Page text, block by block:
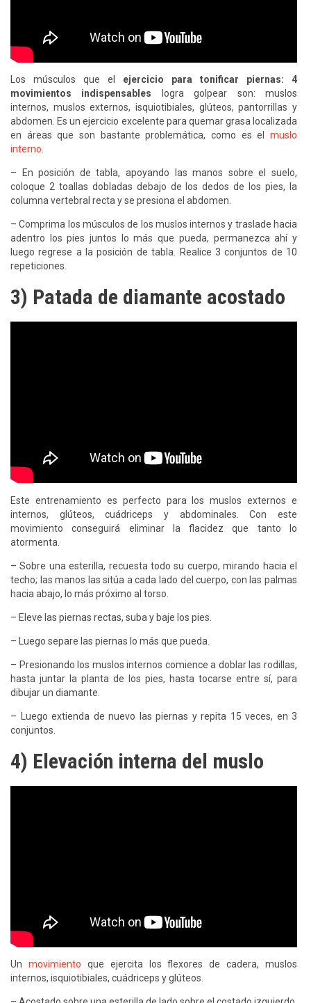
Los músculos que el ejercicio para tonificar piernas: 4
movimientos indispensables logra golpear son: muslos
internos, muslos externos, isquiotibiales, glúteos, pantorrillas y
abdomen. Es un ejercicio excelente para quemar grasa localizada
en áreas que son bastante problemática, como es el muslo
interno.
– En posición de tabla, apoyando las manos sobre el suelo,
coloque 2 toallas dobladas debajo de los dedos de los pies, la
columna vertebral recta y se presiona el abdomen.
– Comprima los músculos de los muslos internos y traslade hacia
adentro los pies juntos lo más que pueda, permanezca ahí y
luego regrese a la posición de tabla. Realice 3 conjuntos de 10
repeticiones.
3) Patada de diamante acostado
Este entrenamiento es perfecto para los muslos externos e
internos, glúteos, cuádriceps y abdominales. Con este
movimiento conseguirá eliminar la flacidez que tanto lo
atormenta.
– Sobre una esterilla, recuesta todo su cuerpo, mirando hacia el
techo; las manos las sitúa a cada lado del cuerpo, con las palmas
hacia abajo, lo más próximo al torso.
– Eleve las piernas rectas, suba y baje los pies.
– Luego separe las piernas lo más que pueda.
– Presionando los muslos internos comience a doblar las rodillas,
hasta juntar la planta de los pies, hasta tocarse entre sí, para
dibujar un diamante.
– Luego extienda de nuevo las piernas y repita 15 veces, en 3
conjuntos.
4) Elevación interna del muslo
Un movimiento que ejercita los flexores de cadera, muslos
internos, isquiotibiales, cuádriceps y glúteos.